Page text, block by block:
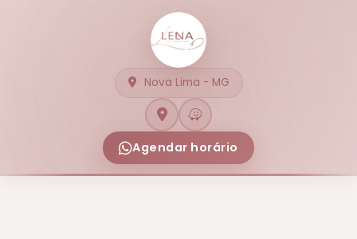
Nova Lima - MG
Agendar horário